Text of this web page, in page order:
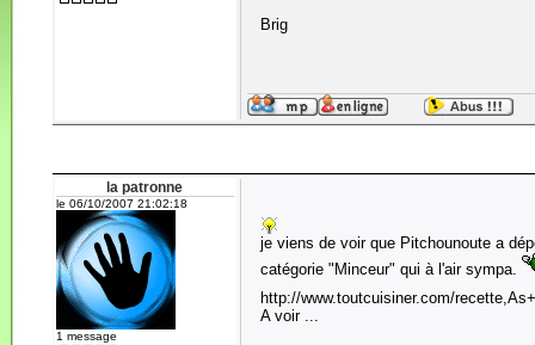
Brig
la patronne
le 06/10/2007 21:02:18
1 message
je viens de voir que Pitchounoute a
catégorie "Minceur" qui à l'air sympa.
http://www.toutcuisiner.com/
A voir ...